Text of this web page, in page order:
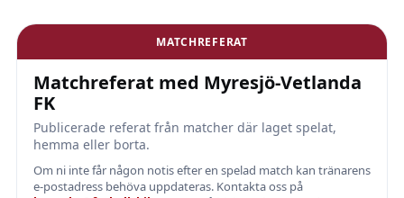
MATCHREFERAT
Matchreferat med Myresjö-Vetlanda
FK
Publicerade referat från matcher där laget spelat,
hemma eller borta.
Om ni inte får någon notis efter en spelad match kan tränarens
e-postadress behöva uppdateras. Kontakta oss på